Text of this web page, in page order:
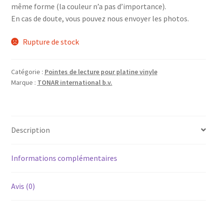
même forme (la couleur n’a pas d’importance).
En cas de doute, vous pouvez nous envoyer les photos.
Rupture de stock
Catégorie : Pointes de lecture pour platine vinyle
Marque : TONAR international b.v.
Description
Informations complémentaires
Avis (0)